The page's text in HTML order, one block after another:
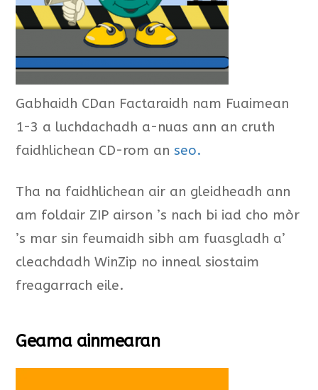
Gabhaidh CDan Factaraidh nam Fuaimean
1-3 a luchdachadh a-nuas ann an cruth
faidhlichean CD-rom anseo.
Tha na faidhlichean air an gleidheadh ann
am foldair ZIP airson ’s nach bi iad cho mòr
’s mar sin feumaidh sibh am fuasgladh a’
cleachdadh WinZip no inneal siostaim
freagarrach eile.
Geama ainmearan